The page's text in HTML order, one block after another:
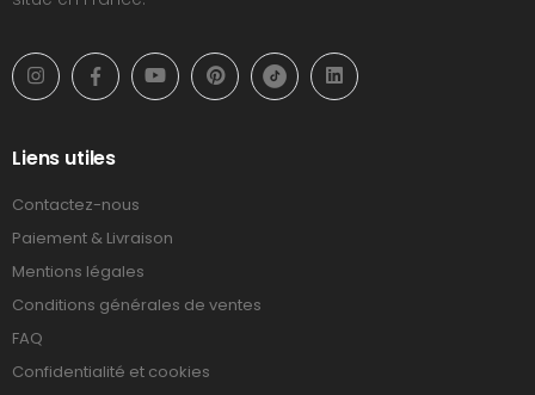
Liens utiles
Contactez-nous
Paiement & Livraison
Mentions légales
Conditions générales de ventes
FAQ
Confidentialité et cookies